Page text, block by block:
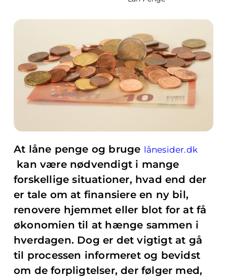
At låne penge og bruge lånesider.dk
kan være nødvendigt i mange
forskellige situationer, hvad end der
er tale om at finansiere en ny bil,
renovere hjemmet eller blot for at få
økonomien til at hænge sammen i
hverdagen. Dog er det vigtigt at gå
til processen informeret og bevidst
om de forpligtelser, der følger med,